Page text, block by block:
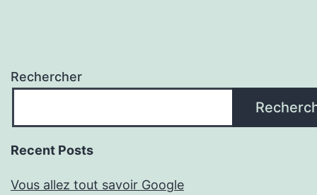
Rechercher
Recent Posts
Vous allez tout savoir Google